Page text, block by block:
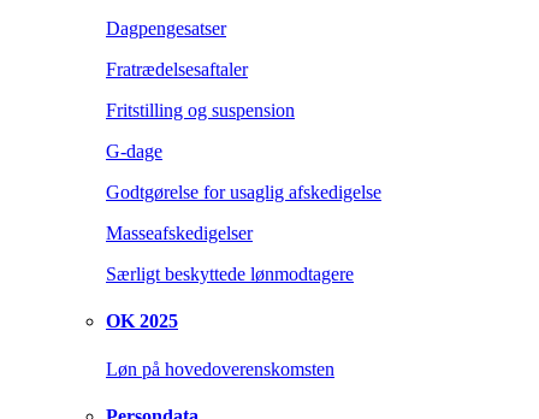
Dagpengesatser
Fratrædelsesaftaler
Fritstilling og suspension
G-dage
Godtgørelse for usaglig afskedigelse
Masseafskedigelser
Særligt beskyttede lønmodtagere
OK 2025
Løn på hovedoverenskomsten